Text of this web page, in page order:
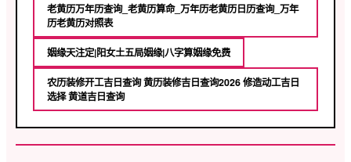
老黄历万年历查询_老黄历算命_万年历老黄历日历查询_万年
历老黄历对照表
姻缘天注定|阳女土五局姻缘|八字算姻缘免费
农历装修开工吉日查询 黄历装修吉日查询2026 修造动工吉日
选择 黄道吉日查询